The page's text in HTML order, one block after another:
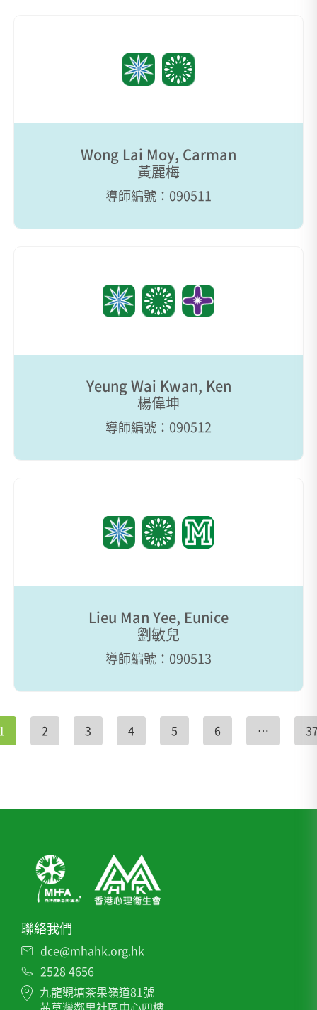
Wong Lai Moy, Carman
黃麗梅
導師編號：090511
Yeung Wai Kwan, Ken
楊偉坤
導師編號：090512
Lieu Man Yee, Eunice
劉敏兒
導師編號：090513
2 3 4 5 6 …
聯絡我們
dce@mhahk.org.hk
2528 4656
九龍觀塘茶果嶺道81號